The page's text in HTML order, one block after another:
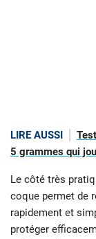
LIRE AUSSI
5 grammes qui
Le côté très
coque permet de
rapidement et
protéger